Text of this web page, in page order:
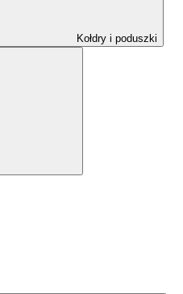
Kołdry i poduszki